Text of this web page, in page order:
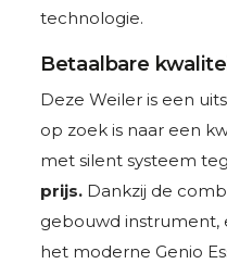
technologie.
Betaalbare
Deze Weiler is een
op zoek is naar een
met silent systeem
prijs.Dankzij de
gebouwd instrument,
het moderne Genio